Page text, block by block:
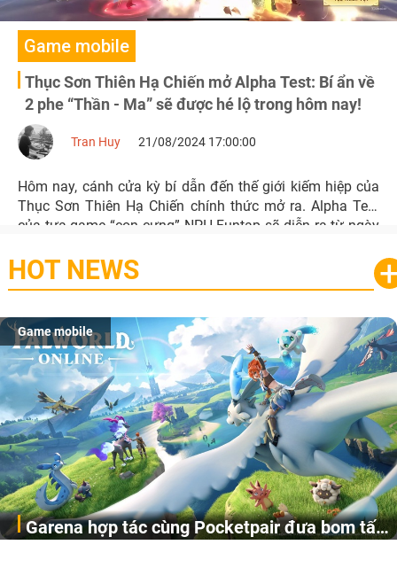
Game mobile
Thục Sơn Thiên Hạ Chiến mở Alpha Test: Bí ẩn về
2 phe “Thần - Ma” sẽ được hé lộ trong hôm nay!
Tran Huy 21/08/2024 17:00:00
Hôm nay, cánh cửa kỳ bí dẫn đến thế giới kiếm hiệp của
Thục Sơn Thiên Hạ Chiến chính thức mở ra. Alpha Test
của tựa game “con cưng” NPH Funtap sẽ diễn ra từ ngày
lửa giữa hai phe Thần - Ma đầy quyền năng.
HOT NEWS
Game mobile
Garena hợp tác cùng Pocketpair đưa bom tấn